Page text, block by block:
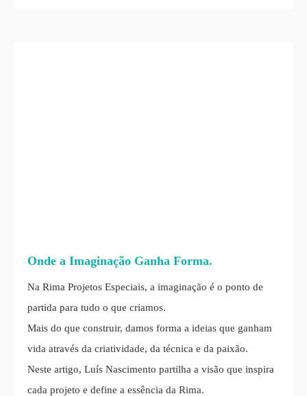
Onde a Imaginação Ganha Forma.
Na Rima Projetos Especiais, a imaginação é o ponto de
partida para tudo o que criamos.
Mais do que construir, damos forma a ideias que ganham
vida através da criatividade, da técnica e da paixão.
Neste artigo, Luís Nascimento partilha a visão que inspira
cada projeto e define a essência da Rima.